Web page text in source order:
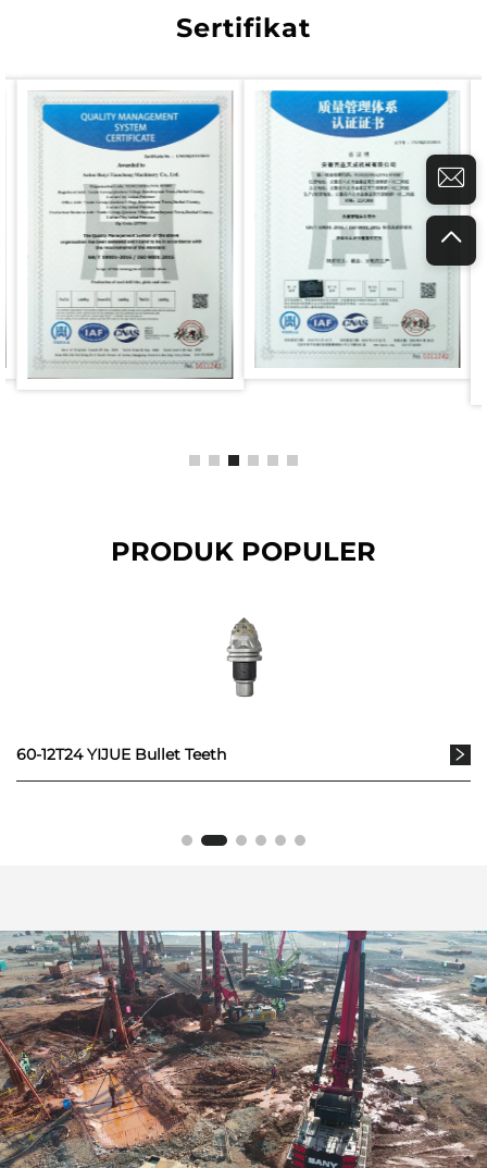
Sertifikat
PRODUK POPULER
60-12T24 YIJUE Bullet Teeth